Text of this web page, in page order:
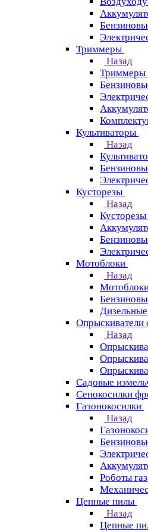
Триммеры
Назад
Триммеры
Культиваторы
Назад
Кусторезы
Назад
Кусторезы
Мотоблоки
Назад
Опрыскиватели
Назад
Садовые
Сенокосилки
Газонокосилки
Назад
Роботы
Цепные пилы
Назад
Цепные